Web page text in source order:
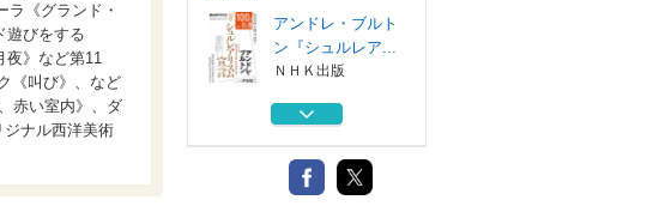
《グランド・
遊びをする
夜》など第11
《叫び》、など
赤い室内》、ダ
ナル西洋美術
アンドレ・ブルト
ン『シュルレア...
ＮＨＫ出版
ＮＨＫ３か月でマ
ＮＨＫ出版
ＮＨＫ明日から使